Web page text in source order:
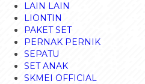
LAIN LAIN
LIONTIN
PAKET SET
PERNAK PERNIK
SEPATU
SET ANAK
SKMEI OFFICIAL